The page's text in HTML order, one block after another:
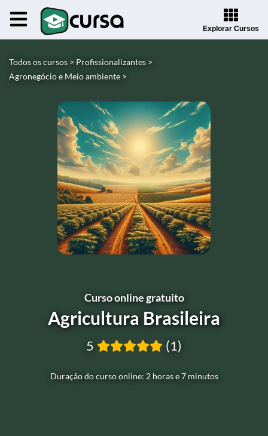
Explorar Cursos
Todos os cursos > Profissionalizantes >
Agronegócio e Meio ambiente >
Curso online gratuito
Agricultura Brasileira
Duração do curso online: 2 horas e 7 minutos
5 (1)